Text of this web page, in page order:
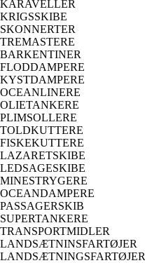
KARAVELLER
KRIGSSKIBE
SKONNERTER
TREMASTERE
BARKENTINER
FLODDAMPERE
KYSTDAMPERE
OCEANLINERE
OLIETANKERE
PLIMSOLLERE
TOLDKUTTERE
FISKEKUTTERE
LAZARETSKIBE
LEDSAGESKIBE
MINESTRYGERE
OCEANDAMPERE
PASSAGERSKIB
SUPERTANKERE
TRANSPORTMIDLER
LANDSÆTNINSFARTØJER
LANDSÆTNINGSFARTØJER